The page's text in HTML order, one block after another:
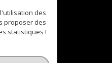
réservés
des
proposer des
statistiques !